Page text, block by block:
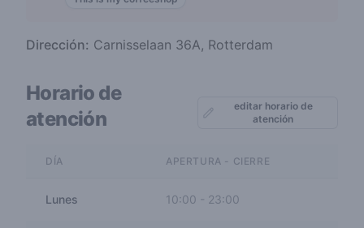
Dirección: Carnisselaan 36A, Rotterdam
Horario de
atención
editar horario de
atención
DÍA APERTURA - CIERRE
Lunes 10:00 - 23:00